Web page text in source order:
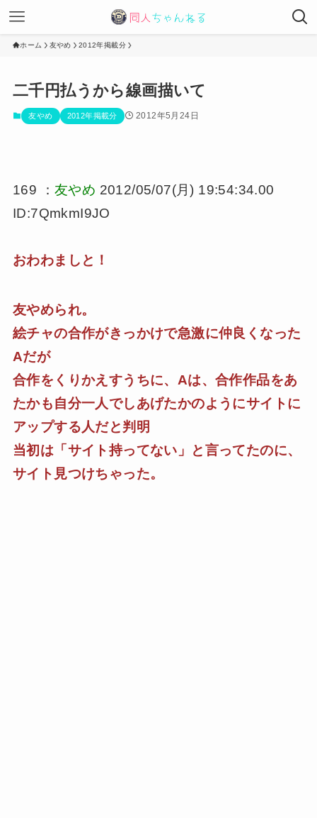
ホーム 友やめ 2012年掲載分
二千円払うから線画描いて
友やめ 2012年掲載分 2012年5月24日
169 ： 友やめ 2012/05/07(月) 19:54:34.00
ID:7QmkmI9JO
おわわましと！
友やめられ。
絵チャの合作がきっかけで急激に仲良くなった
Aだが
合作をくりかえすうちに、Aは、合作作品をあ
たかも自分一人でしあげたかのようにサイトに
アップする人だと判明
当初は「サイト持ってない」と言ってたのに、
サイト見つけちゃった。